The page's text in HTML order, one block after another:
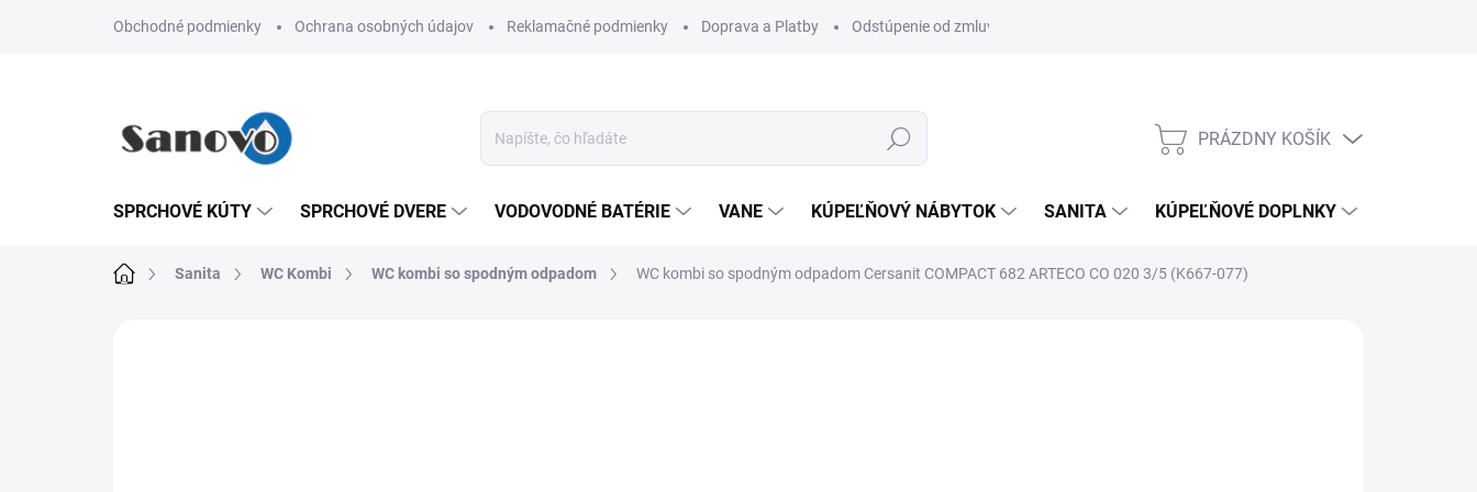
Obchodné podmienky Ochrana osobných údajov Reklamačné podmienky Doprava a Platby Odstúpenie od zmluvy
Hľadať
NÁKUPNÝ
PRÁZDNY KOŠÍK
SPRCHOVÉ KÚTY SPRCHOVÉ DVERE VODOVODNÉ BATÉRIE VANE KÚPEĽŇOVÝ NÁBYTOK SANITA KÚPEĽŇOVÉ DOPLNKY
DomovSanita WC Kombi WC kombi so spodným odpadom WC kombi so spodným odpadom Cersanit COMPACT 682 ARTECO CO 020 3/5 (K667-077)